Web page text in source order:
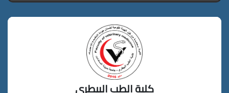
كلية الطب البيطرى
دخول